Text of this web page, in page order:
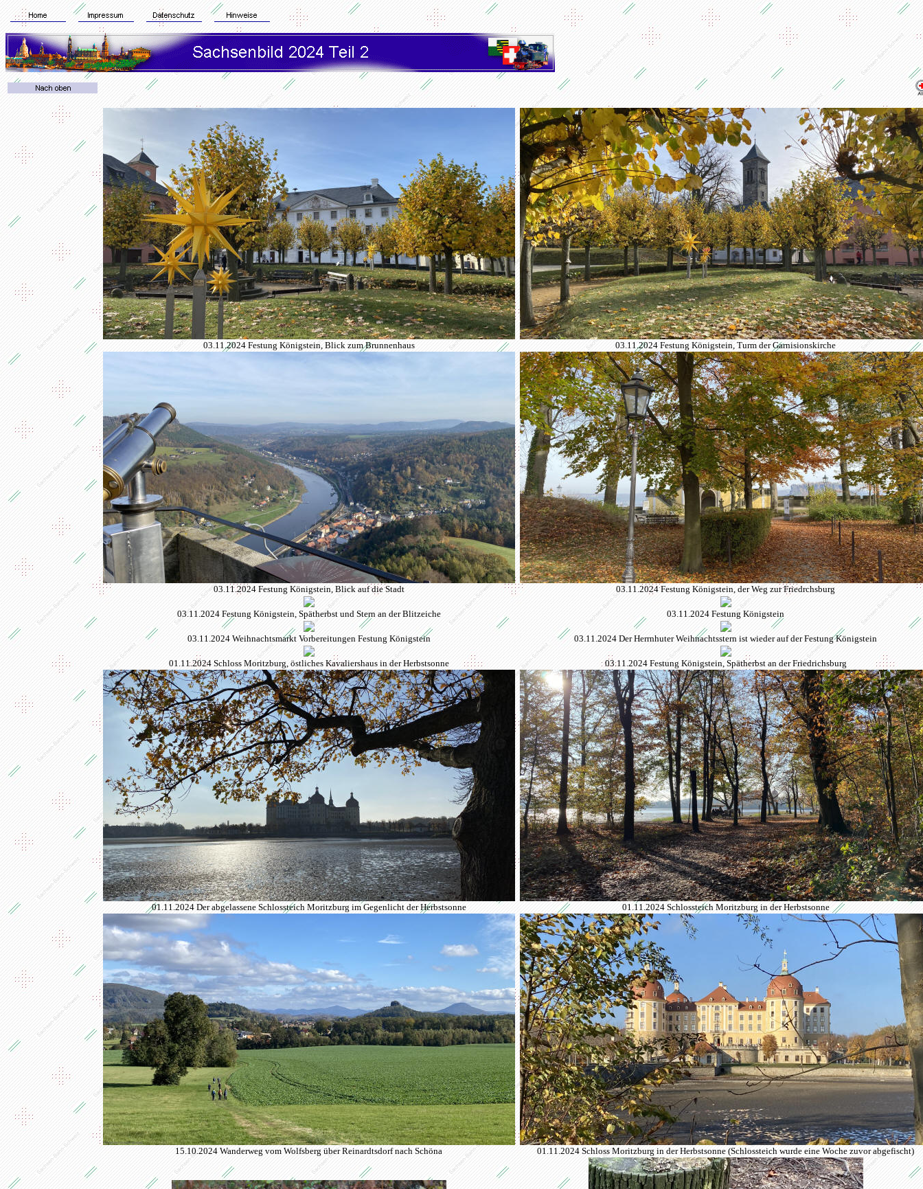
03.11.2024 Festung Königstein, Blick zum Brunnenhaus 03.11.2024 Festung Königstein, Turm der Garnisionskirche
03.11.2024 Festung Königstein, Blick auf die Stadt 03.11.2024 Festung Königstein, der Weg zur Friedrchsburg
03.11.2024 Festung Königstein, Spätherbst und Stern an der Blitzeiche 03.11.2024 Festung Königstein
03.11.2024 Weihnachtsmarkt Vorbereitungen Festung Königstein 03.11.2024 Der Herrnhuter Weihnachtsstern ist wieder auf der Festung Königstein
01.11.2024 Schloss Moritzburg, östlichesKavaliershausin der Herbstsonne 03.11.2024 Festung Königstein, Spätherbst an der Friedrichsburg
01.11.2024 Der abgelassene Schlossteich Moritzburg im Gegenlicht der Herbstsonne 01.11.2024 Schlossteich Moritzburg in der Herbstsonne
15.10.2024 Wanderweg vomWolfsberg über Reinardtsdorf nach Schöna 01.11.2024 Schloss Moritzburg in der Herbstsonne (Schlossteich wurde eine Woche zuvor abgefischt)